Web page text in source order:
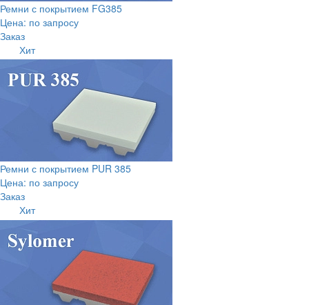
Ремни с покрытием FG385
Цена: по запросу
Заказ
Хит
Ремни с покрытием PUR 385
Цена: по запросу
Заказ
Хит